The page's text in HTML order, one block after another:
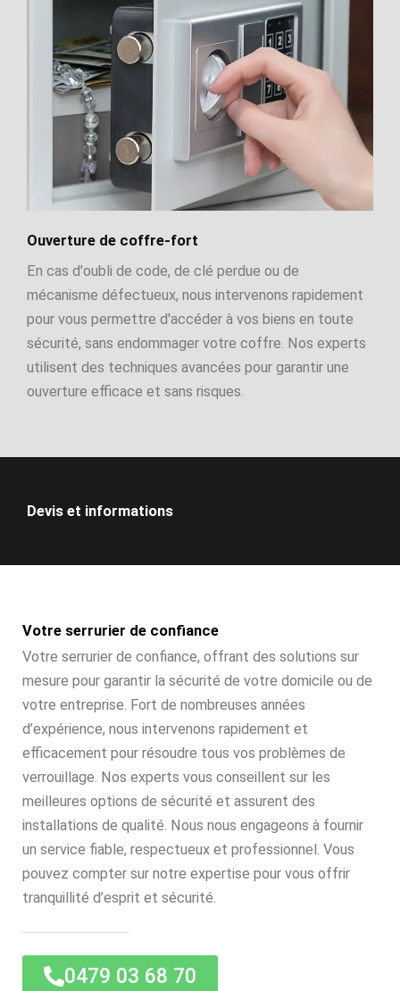
Ouverture de coffre-fort
En cas d'oubli de code, de clé perdue ou de
mécanisme défectueux, nous intervenons rapidement
pour vous permettre d'accéder à vos biens en toute
sécurité, sans endommager votre coffre. Nos experts
utilisent des techniques avancées pour garantir une
ouverture efficace et sans risques.
Devis et informations
Votre serrurier de confiance
Votre serrurier de confiance, offrant des solutions sur
mesure pour garantir la sécurité de votre domicile ou de
votre entreprise. Fort de nombreuses années
d’expérience, nous intervenons rapidement et
efficacement pour résoudre tous vos problèmes de
verrouillage. Nos experts vous conseillent sur les
meilleures options de sécurité et assurent des
installations de qualité. Nous nous engageons à fournir
un service fiable, respectueux et professionnel. Vous
pouvez compter sur notre expertise pour vous offrir
tranquillité d’esprit et sécurité.
0479 03 68 70